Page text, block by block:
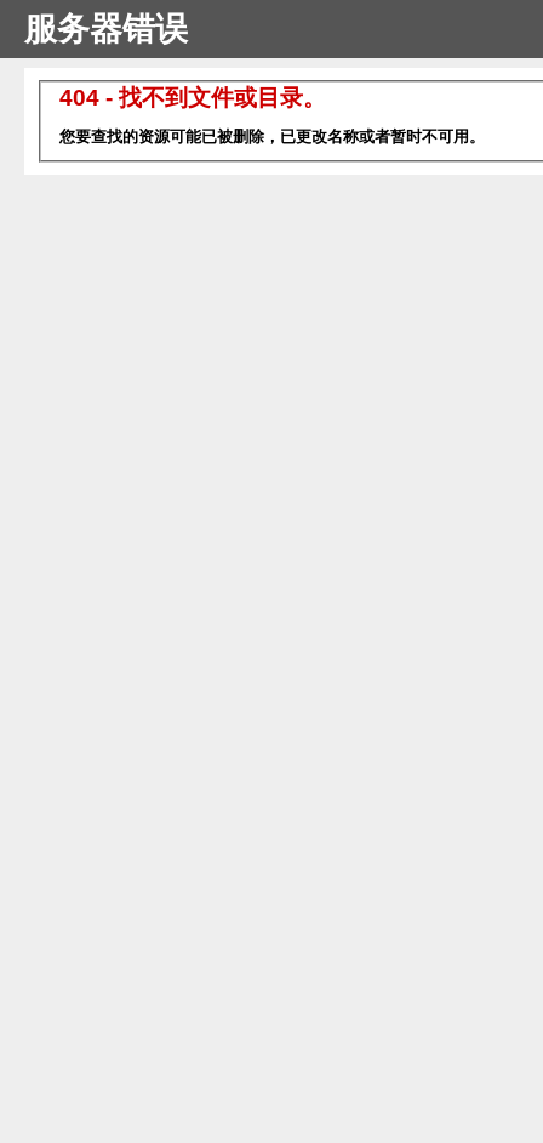
服务器错误
404 - 找不到文件或目录。
您要查找的资源可能已被删除，已更改名称或者暂时不可用。